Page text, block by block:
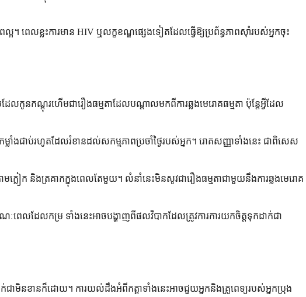
ពេលខ្លះការមាន HIV ឬលក្ខខណ្ឌផ្សេងទៀតដែលធ្វើឱ្យប្រព័ន្ធភាពស៊ាំរបស់អ្នកចុះ
កណ្តុរហើមជារឿងធម្មតាដែលបណ្តាលមកពីការឆ្លងមេរោគធម្មតា ប៉ុន្តែអ្វីដែល
លាំងជាប់រហូតដែលរំខានដល់សកម្មភាពប្រចាំថ្ងៃរបស់អ្នក។ រោគសញ្ញាទាំងនេះ ជាពិសេស
មក្លៀក និងត្រគាកក្នុងពេលតែមួយ។ លំនាំនេះមិនសូវជារឿងធម្មតាជាមួយនឹងការឆ្លងមេរោគ
ៈពេលដែលកម្រ ទាំងនេះអាចបង្ហាញពីផលវិបាកដែលត្រូវការការយកចិត្តទុកដាក់ជា
ជាក់ជាមិនខានក៏ដោយ។ ការយល់ដឹងអំពីកត្តាទាំងនេះអាចជួយអ្នកនិងគ្រូពេទ្យរបស់អ្នកប្រុង